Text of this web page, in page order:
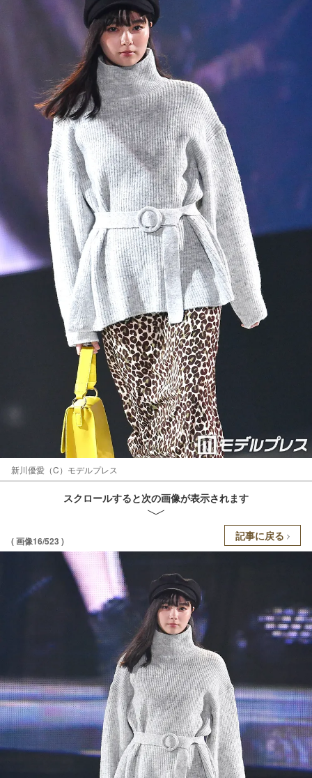
新川優愛（C）モデルプレス
スクロールすると次の画像が表示されます
( 画像16/523 ) 記事に戻る